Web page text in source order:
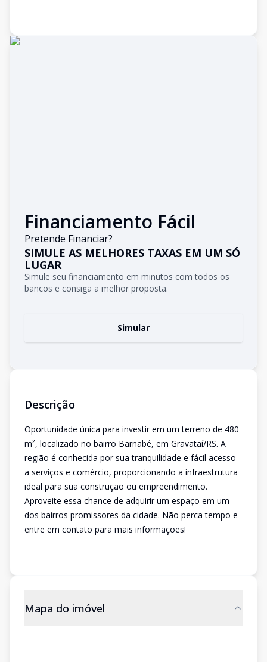
Financiamento Fácil
Pretende Financiar?
SIMULE AS MELHORES TAXAS EM UM SÓ
LUGAR
Simule seu financiamento em minutos com todos os
bancos e consiga a melhor proposta.
Simular
Descrição
Oportunidade única para investir em um terreno de 480
m², localizado no bairro Barnabé, em Gravataí/RS. A
região é conhecida por sua tranquilidade e fácil acesso
a serviços e comércio, proporcionando a infraestrutura
ideal para sua construção ou empreendimento.
Aproveite essa chance de adquirir um espaço em um
dos bairros promissores da cidade. Não perca tempo e
entre em contato para mais informações!
Mapa do imóvel